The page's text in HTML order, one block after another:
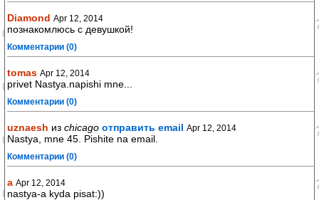
Diamond Apr 12, 2014
познакомлюсь с девушкой!
Комментарии (0)
tomas Apr 12, 2014
privet Nastya.napishi mne...
Комментарии (0)
uznaesh из chicago отправить email Apr 12, 2014
Nastya, mne 45. Pishite na email.
Комментарии (0)
a Apr 12, 2014
nastya-a kyda pisat:))